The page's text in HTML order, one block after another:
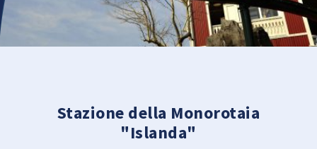
Stazione della Monorotaia
"Islanda"